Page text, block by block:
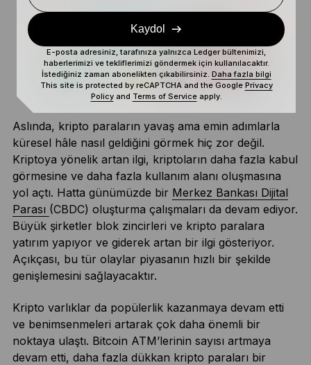
Aslında, kripto paraların yavaş ama emin adımlarla
küresel hâle nasıl geldiğini görmek hiç zor değil.
Kriptoya yönelik artan ilgi, kriptoların daha fazla kabul
görmesine ve daha fazla kullanım alanı oluşmasına
yol açtı. Hatta günümüzde bir Merkez Bankası Dijital
Parası (CBDC) oluşturma çalışmaları da devam ediyor.
Büyük şirketler blok zincirleri ve kripto paralara
yatırım yapıyor ve giderek artan bir ilgi gösteriyor.
Açıkçası, bu tür olaylar piyasanın hızlı bir şekilde
genişlemesini sağlayacaktır.
Kripto varlıklar da popülerlik kazanmaya devam etti
ve benimsenmeleri artarak çok daha önemli bir
noktaya ulaştı. Bitcoin ATM’lerinin sayısı artmaya
devam etti, daha fazla dükkan kripto paraları bir
Kaydol
E-posta adresiniz, tarafınıza yalnızca Ledger bültenimizi,
haberlerimizi ve tekliflerimizi göndermek için kullanılacaktır.
İstediğiniz zaman abonelikten çıkabilirsiniz. Daha fazla bilgi
This site is protected by reCAPTCHA and the Google Privacy
Policyand Terms of Serviceapply.